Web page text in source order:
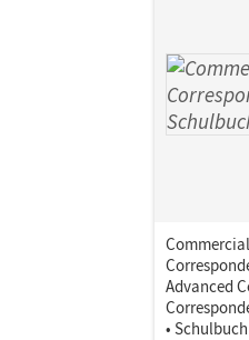
Commercial
Advanced
• Schulbuch